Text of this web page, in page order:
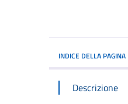
INDICE DELLA PAGINA
Descrizione